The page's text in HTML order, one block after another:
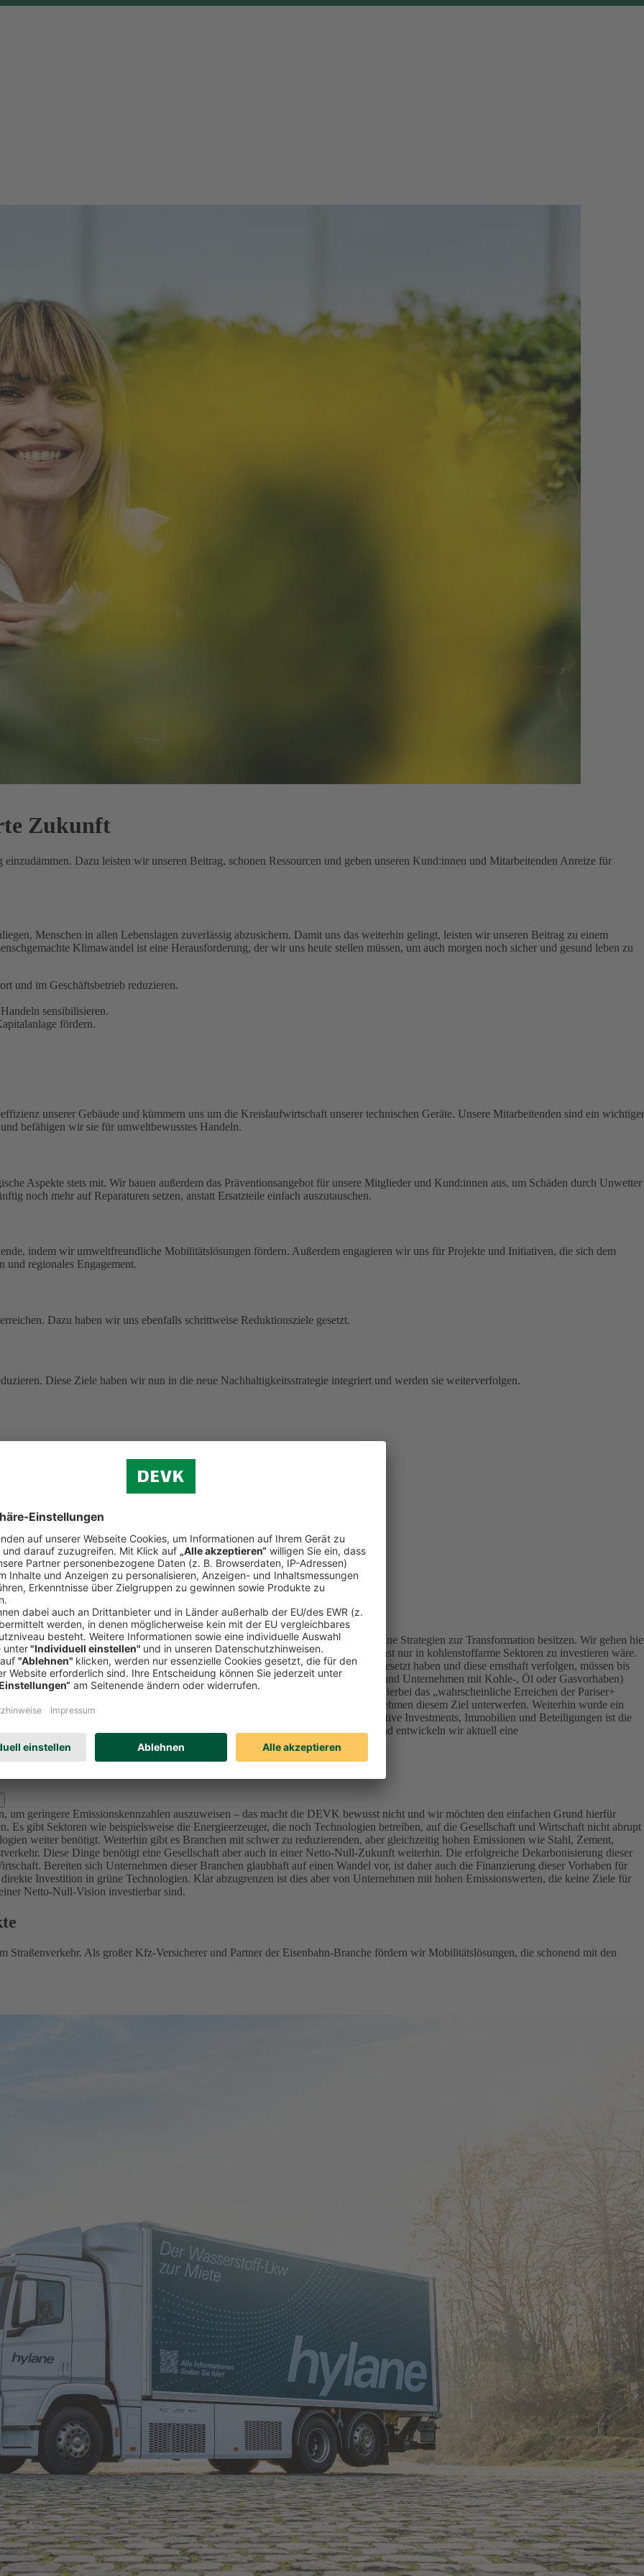
Zukunft
Dazu leisten wir unseren Beitrag, schonen Ressourcen und geben unseren Kund:innen und Mitarbeitenden Anreize für
Menschen in allen Lebenslagen zuverlässig abzusichern. Damit uns das weiterhin gelingt, leisten wir unseren Beitrag zu einem
Klimawandel ist eine Herausforderung, der wir uns heute stellen müssen, um auch morgen noch sicher und gesund leben zu
und im Geschäftsbetrieb reduzieren.
sensibilisieren.
fördern.
unserer Gebäude und kümmern uns um die Kreislaufwirtschaft unserer technischen Geräte. Unsere Mitarbeitenden sind ein wichtiger
befähigen wir sie für umweltbewusstes Handeln.
Aspekte stets mit. Wir bauen außerdem das Präventionsangebot für unsere Mitglieder und Kund:innen aus, um Schäden durch Unwetter
noch mehr auf Reparaturen setzen, anstatt Ersatzteile einfach auszutauschen.
indem wir umweltfreundliche Mobilitätslösungen fördern. Außerdem engagieren wir uns für Projekte und Initiativen, die sich dem
und regionales Engagement.
Dazu haben wir uns ebenfalls schrittweise Reduktionsziele gesetzt.
Diese Ziele haben wir nun in die neue Nachhaltigkeitsstrategie integriert und werden sie weiterverfolgen.
Pandemie-Effekte.
in Unternehmen (Aktien und Unternehmensanleihen) reduziert, die keine Strategien zur Transformation besitzen. Wir gehen
bewerten und nicht nur Emissionswerte zu betrachten, da in der Konsequenz sonst nur in kohlenstoffarme Sektoren zu investieren wäre.
sich ambitionierte Ziele im Einklang mit den internationalen Klimazielen gesetzt haben und diese ernsthaft verfolgen, müssen bis
Unternehmen bzw. Projekte (u.a. Sektoren Utilities, Materials, Energy und Unternehmen mit Kohle-, Öl oder Gasvorhaben)
an die Ziele – die von der Ratingagentur ISS ESG überprüft werden – ist hierbei das „wahrscheinliche Erreichen der Pariser+
dieses Portfolio der DEVK bis 2050 festgelegt, da sich alle investierten Unternehmen diesem Ziel unterwerfen. Weiterhin wurde ein
bis 2040 in den Kapitalanlagen festgelegt.
Für die Assetklassen Alternative Investments, Immobilien und Beteiligungen ist die
der wir uns in den nächsten Jahren stellen. Für den Immobiliendirektbestand entwickeln wir aktuell eine
ausschließen?
um geringere Emissionskennzahlen auszuweisen – das macht die DEVK bewusst nicht und wir möchten den einfachen Grund hierfür
Es gibt Sektoren wie beispielsweise die Energieerzeuger, die noch Technologien betreiben, auf die Gesellschaft und Wirtschaft nicht abrupt
weiter benötigt. Weiterhin gibt es Branchen mit schwer zu reduzierenden, aber gleichzeitig hohen Emissionen wie Stahl, Zement,
Diese Dinge benötigt eine Gesellschaft aber auch in einer Netto-Null-Zukunft weiterhin. Die erfolgreiche Dekarbonisierung dieser
Bereiten sich Unternehmen dieser Branchen glaubhaft auf einen Wandel vor, ist daher auch die Finanzierung dieser Vorhaben für
Investition in grüne Technologien. Klar abzugrenzen ist dies aber von Unternehmen mit hohen Emissionswerten, die keine Ziele für
Netto-Null-Vision investierbar sind.
Straßenverkehr. Als großer Kfz-Versicherer und Partner der Eisenbahn-Branche fördern wir Mobilitätslösungen, die schonend mit den